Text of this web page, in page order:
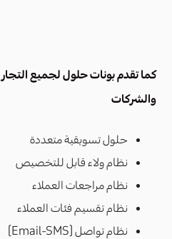
كما تقدمبوناتحلول لجميع التجار
والشركات
حلول تسويقية متعددة
نظام ولاء قابل للتخصيص
نظام مراجعات العملاء
نظام تقسيم فئات العملاء
نظام تواصل (Email-SMS)